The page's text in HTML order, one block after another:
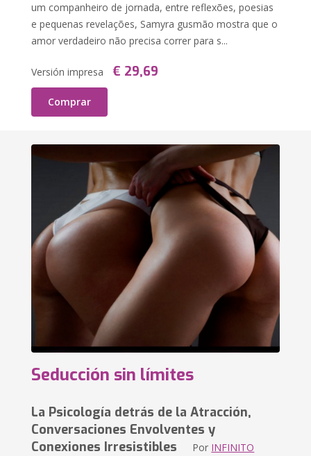
um companheiro de jornada, entre reflexões, poesias
e pequenas revelações, Samyra gusmão mostra que o
amor verdadeiro não precisa correr para s...
Versión impresa € 29,69
Comprar
Seducción sin límites
La Psicología detrás de la Atracción,
Conversaciones Envolventes y
Conexiones Irresistibles Por INFINITO